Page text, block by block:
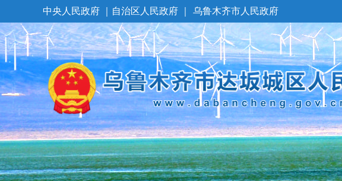
中央人民政府 自治区人民政府 乌鲁木齐市人民政府